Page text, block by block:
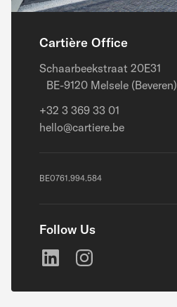
Cartière Office
Schaarbeekstraat 20E31
BE-9120 Melsele (Beveren)
+32 3 369 33 01
hello@cartiere.be
BE0761.994.584
Follow Us